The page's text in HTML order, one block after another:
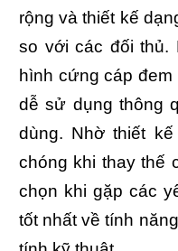
rộng và thiết kế
so với các đối thủ.
hình cứng cáp
dễ sử dụng thông
dùng. Nhờ thiết
chóng khi thay thế
chọn khi gặp các
tốt nhất về tính